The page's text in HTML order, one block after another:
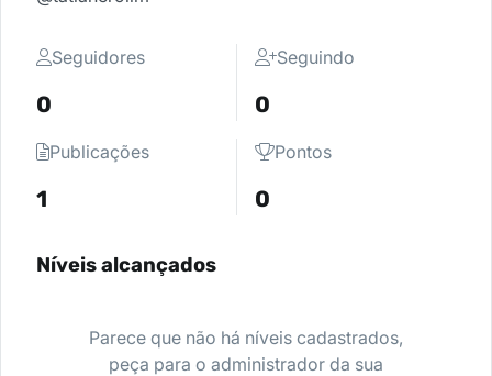
Seguidores
0
Seguindo
0
Publicações
1
Pontos
0
Níveis alcançados
Parece que não há níveis cadastrados,
peça para o administrador da sua